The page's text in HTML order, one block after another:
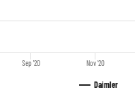
Daimler
Sep '20 Nov '20